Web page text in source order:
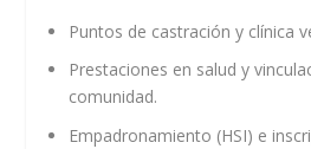
Puntos de castración y clínica
Prestaciones en salud y
comunidad.
Empadronamiento (HSI) e